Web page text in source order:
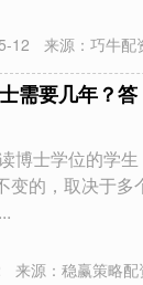
12 来源：巧牛配
需要几年？
博士学位的学
变的，取决于
来源：稳赢策略配